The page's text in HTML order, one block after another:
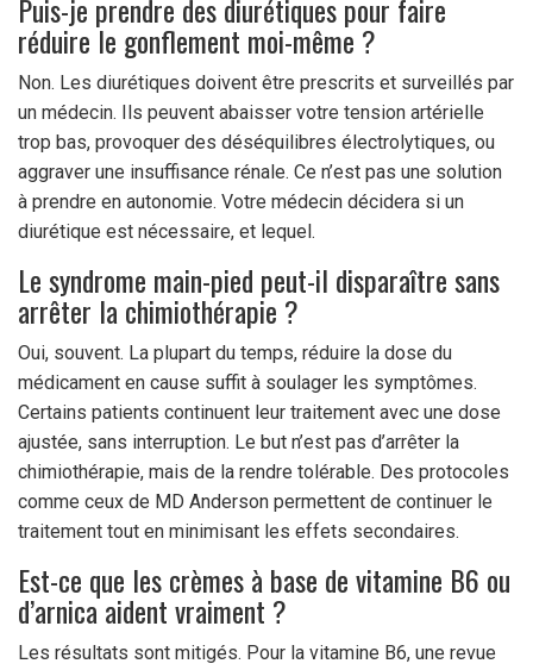
Puis-je prendre des diurétiques pour faire
réduire le gonflement moi-même ?
Non. Les diurétiques doivent être prescrits et surveillés par
un médecin. Ils peuvent abaisser votre tension artérielle
trop bas, provoquer des déséquilibres électrolytiques, ou
aggraver une insuffisance rénale. Ce n’est pas une solution
à prendre en autonomie. Votre médecin décidera si un
diurétique est nécessaire, et lequel.
Le syndrome main-pied peut-il disparaître sans
arrêter la chimiothérapie ?
Oui, souvent. La plupart du temps, réduire la dose du
médicament en cause suffit à soulager les symptômes.
Certains patients continuent leur traitement avec une dose
ajustée, sans interruption. Le but n’est pas d’arrêter la
chimiothérapie, mais de la rendre tolérable. Des protocoles
comme ceux de MD Anderson permettent de continuer le
traitement tout en minimisant les effets secondaires.
Est-ce que les crèmes à base de vitamine B6 ou
d’arnica aident vraiment ?
Les résultats sont mitigés. Pour la vitamine B6, une revue